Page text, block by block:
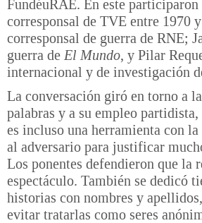
FundéuRAE. En este
corresponsal de TVE entre 1970
corresponsal de guerra de RNE;
guerra de El Mundo, y Pilar
internacional y de investigación
La conversación giró en torno a
palabras y a su empleo
es incluso una herramienta con
al adversario para justificar
Los ponentes defendieron que
espectáculo. También se dedicó
historias con nombres y
evitar tratarlas como seres